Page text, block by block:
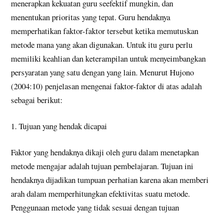
menerapkan kekuatan guru seefektif mungkin, dan
menentukan prioritas yang tepat. Guru hendaknya
memperhatikan faktor-faktor tersebut ketika memutuskan
metode mana yang akan digunakan. Untuk itu guru perlu
memiliki keahlian dan keterampilan untuk menyeimbangkan
persyaratan yang satu dengan yang lain. Menurut Hujono
(2004:10) penjelasan mengenai faktor-faktor di atas adalah
sebagai berikut:
1. Tujuan yang hendak dicapai
Faktor yang hendaknya dikaji oleh guru dalam menetapkan
metode mengajar adalah tujuan pembelajaran. Tujuan ini
hendaknya dijadikan tumpuan perhatian karena akan memberi
arah dalam memperhitungkan efektivitas suatu metode.
Penggunaan metode yang tidak sesuai dengan tujuan